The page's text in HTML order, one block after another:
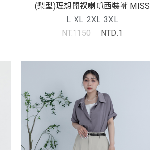
(梨型)理想開衩喇叭西裝褲 MISS
L XL 2XL 3XL
NT.1150
NTD.1